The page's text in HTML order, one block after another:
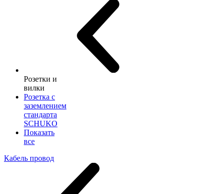
Розетки и
вилки
Розетка с
заземлением
стандарта
SCHUKO
Показать
все
Кабель провод